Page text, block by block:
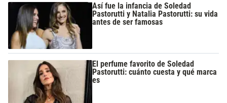
Así fue la infancia de Soledad
Pastorutti y Natalia Pastorutti: su vida
antes de ser famosas
El perfume favorito de Soledad
Pastorutti: cuánto cuesta y qué marca
es